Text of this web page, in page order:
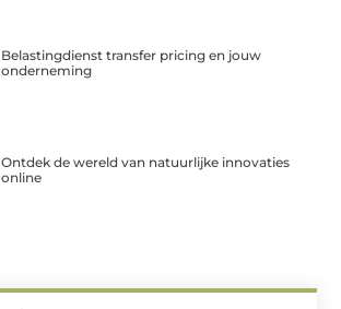
Belastingdienst transfer pricing en jouw
onderneming
Ontdek de wereld van natuurlijke innovaties
online